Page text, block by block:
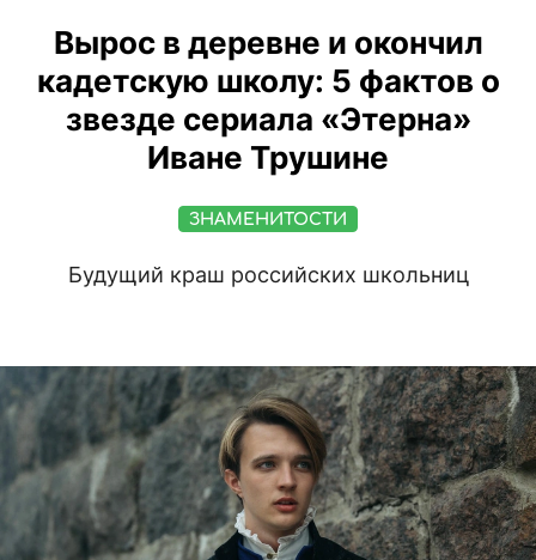
Вырос в деревне и окончил
кадетскую школу: 5 фактов о
звезде сериала «Этерна»
Иване Трушине
ЗНАМЕНИТОСТИ
Будущий краш российских школьниц